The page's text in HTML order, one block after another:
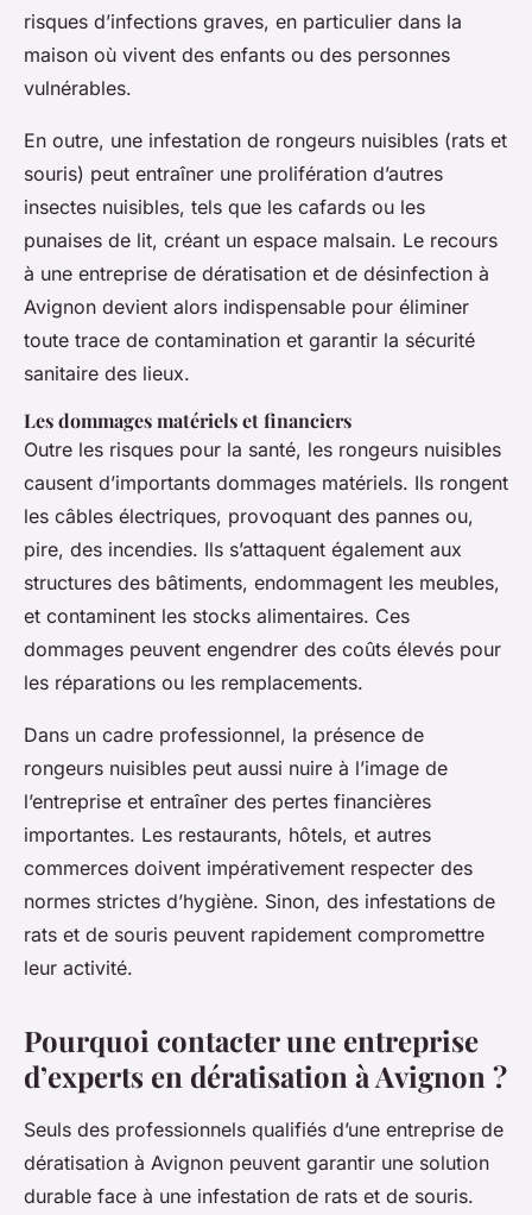
risques d’infections graves, en particulier dans la
maison où vivent des enfants ou des personnes
vulnérables.
En outre, une infestation de rongeurs nuisibles (rats et
souris) peut entraîner une prolifération d’autres
insectes nuisibles, tels que les cafards ou les
punaises de lit, créant un espace malsain. Le recours
à une entreprise de dératisation et de désinfection à
Avignon devient alors indispensable pour éliminer
toute trace de contamination et garantir la sécurité
sanitaire des lieux.
Les dommages matériels et financiers
Outre les risques pour la santé, les rongeurs nuisibles
causent d’importants dommages matériels. Ils rongent
les câbles électriques, provoquant des pannes ou,
pire, des incendies. Ils s’attaquent également aux
structures des bâtiments, endommagent les meubles,
et contaminent les stocks alimentaires. Ces
dommages peuvent engendrer des coûts élevés pour
les réparations ou les remplacements.
Dans un cadre professionnel, la présence de
rongeurs nuisibles peut aussi nuire à l’image de
l’entreprise et entraîner des pertes financières
importantes. Les restaurants, hôtels, et autres
commerces doivent impérativement respecter des
normes strictes d’hygiène. Sinon, des infestations de
rats et de souris peuvent rapidement compromettre
leur activité.
Pourquoi contacter une entreprise
d’experts en dératisation à Avignon ?
Seuls des professionnels qualifiés d’une entreprise de
dératisation à Avignon peuvent garantir une solution
durable face à une infestation de rats et de souris.